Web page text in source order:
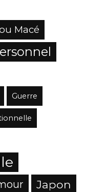
Macé
Guerre
Japon